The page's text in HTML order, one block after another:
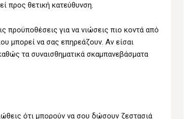
προς θετική κατεύθυνση.
προϋποθέσεις για να νιώσεις πιο κοντά από
μπορεί να σας επηρεάζουν. Αν είσαι
τα συναισθηματικά σκαμπανεβάσματα
ότι μπορούν να σου δώσουν ζεστασιά